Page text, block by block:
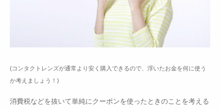
(コンタクトレンズが通常より安く購入できるので、浮いたお金を何に使う
か考えましょう！)
消費税などを抜いて単純にクーポンを使ったときのことを考える